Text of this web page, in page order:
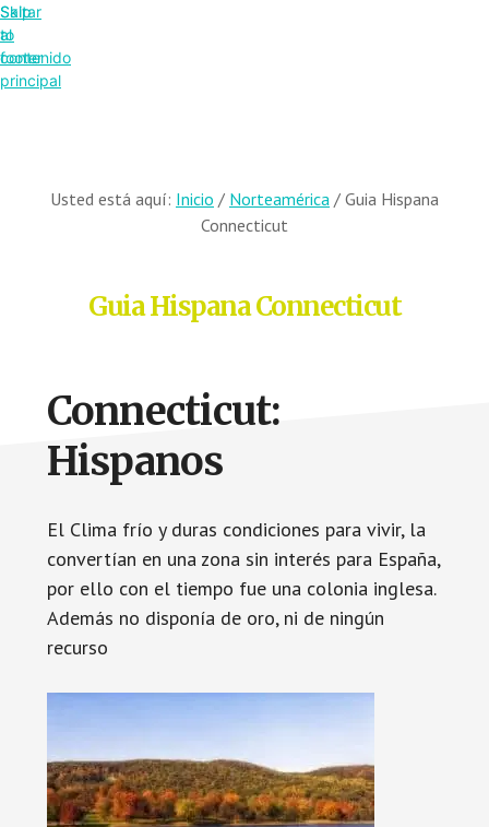
Saltar
al
contenido
principal
Skip
to
footer
Usted está aquí: Inicio / Norteamérica / Guia Hispana
Connecticut
Guia Hispana Connecticut
Connecticut:
Hispanos
El Clima frío y duras condiciones para vivir, la
convertían en una zona sin interés para España,
por ello con el tiempo fue una colonia inglesa.
Además no disponía de oro, ni de ningún
recurso